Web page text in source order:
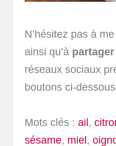
N’hésitez pas à me
ainsi qu’à
réseaux sociaux
boutons ci-
Mots clés : ail ,
sésame, miel ,